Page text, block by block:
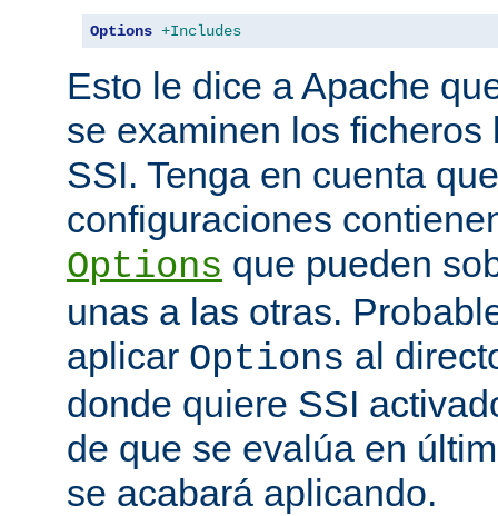
Options +Includes
Esto le dice a Apache
se examinen los
SSI. Tenga en cuenta
configuraciones
Options que pueden
unas a las otras.
aplicar Options al
donde quiere SSI
de que se evalúa en
se acabará aplicando.